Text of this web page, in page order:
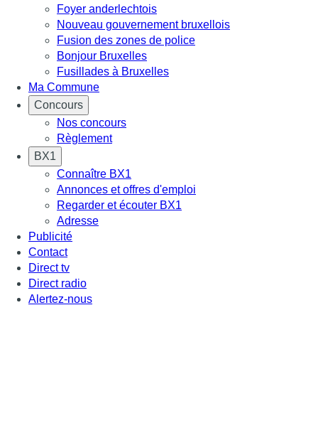
Foyer anderlechtois
Nouveau gouvernement bruxellois
Fusion des zones de police
Bonjour Bruxelles
Fusillades à Bruxelles
Ma Commune
Concours
Nos concours
Règlement
BX1
Connaître BX1
Annonces et offres d'emploi
Regarder et écouter BX1
Adresse
Publicité
Contact
Direct tv
Direct radio
Alertez-nous